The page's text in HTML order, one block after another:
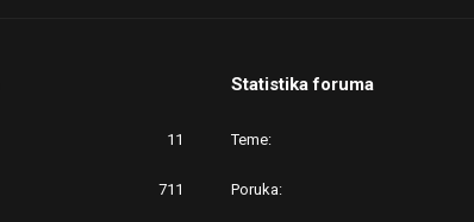
11
711
Statistika foruma
Teme
Poruka